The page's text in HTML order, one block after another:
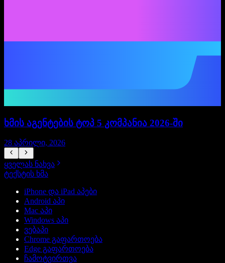
ხმის აგენტების ტოპ 5 კომპანია 2026-ში
28 აპრილი, 2026
ყველას ნახვა
ტექსტის ხმა
iPhone და iPad აპები
Android აპი
Mac აპი
Windows აპი
ვებაპი
Chrome გაფართოება
Edge გაფართოება
ჩამოტვირთვა